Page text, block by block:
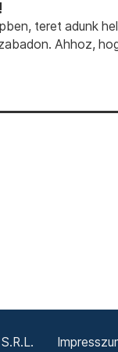
teret adunk
Ahhoz,